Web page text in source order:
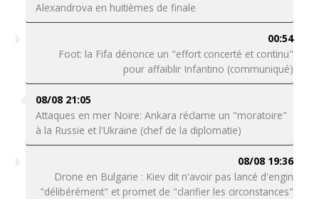
Alexandrova en huitièmes de finale
00:54
Foot: la Fifa dénonce un "effort concerté et continu"
pour affaiblir Infantino (communiqué)
08/08 21:05
Attaques en mer Noire: Ankara réclame un "moratoire"
à la Russie et l'Ukraine (chef de la diplomatie)
08/08 19:36
Drone en Bulgarie : Kiev dit n'avoir pas lancé d'engin
"délibérément" et promet de "clarifier les circonstances"